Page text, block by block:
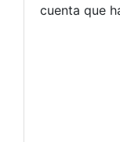
cuenta que